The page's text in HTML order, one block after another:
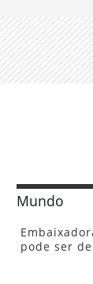
Mundo
pode ser